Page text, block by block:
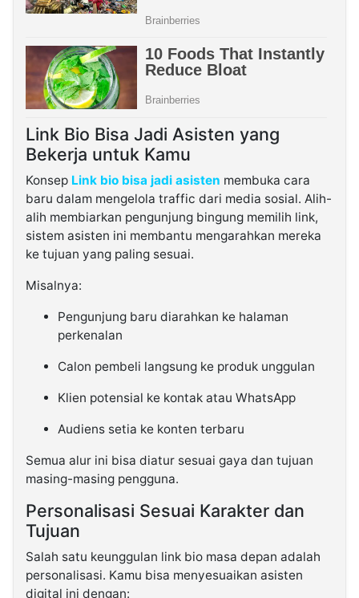
Link Bio Bisa Jadi Asisten yang
Bekerja untuk Kamu
Konsep Link bio bisa jadi asisten membuka cara
baru dalam mengelola traffic dari media sosial. Alih-
alih membiarkan pengunjung bingung memilih link,
sistem asisten ini membantu mengarahkan mereka
ke tujuan yang paling sesuai.
Misalnya:
Pengunjung baru diarahkan ke halaman
perkenalan
Calon pembeli langsung ke produk unggulan
Klien potensial ke kontak atau WhatsApp
Audiens setia ke konten terbaru
Semua alur ini bisa diatur sesuai gaya dan tujuan
masing-masing pengguna.
Personalisasi Sesuai Karakter dan
Tujuan
Salah satu keunggulan link bio masa depan adalah
personalisasi. Kamu bisa menyesuaikan asisten
digital ini dengan: